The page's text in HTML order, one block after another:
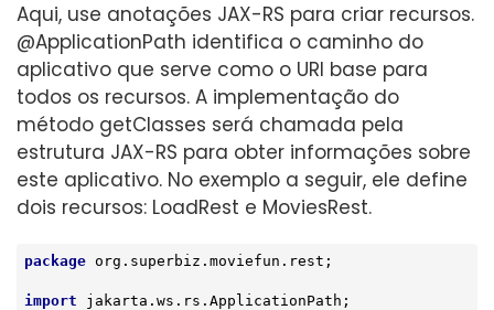
Aqui, use anotações JAX-RS para criar recursos.
@ApplicationPath identifica o caminho do
aplicativo que serve como o URI base para
todos os recursos. A implementação do
método getClasses será chamada pela
estrutura JAX-RS para obter informações sobre
este aplicativo. No exemplo a seguir, ele define
dois recursos: LoadRest e MoviesRest.
package org.superbiz.moviefun.rest;
import